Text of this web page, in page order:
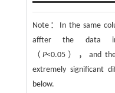
Note：
In the same
affter the data
（P<0.05），and the
extremely significant
below.